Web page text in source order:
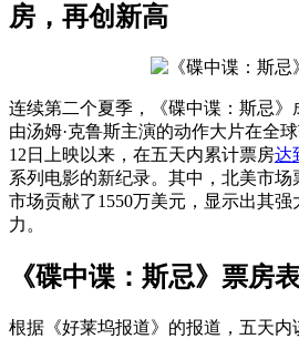
房，再创新高
连续第二个夏季，《碟中谍：斯忌
由汤姆·克鲁斯主演的动作大片在全
12日上映以来，在五天内累计票房达
系列电影的新纪录。其中，北美市场
市场贡献了1550万美元，显示出其
力。
《碟中谍：斯忌》票房
根据《好莱坞报道》的报道，五天内